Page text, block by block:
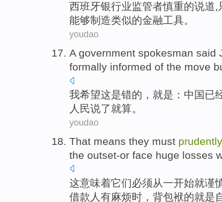
西班牙银行业监管者慎重的说道,
能够制造类似的金融工具。
youdao
A government spokesman said
formally informed of the move
我希望这是错的 ，就是： 中国 已
人民说了就算。
youdao
That means they must prudently
the outset-or face huge losses
这意味着它们必须从一开始就谨
借款人 有麻烦时， 背包袱的就是